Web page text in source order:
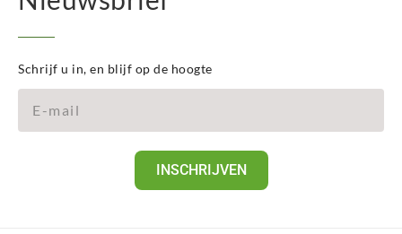
Schrijf u in, en blijf op de hoogte
INSCHRIJVEN